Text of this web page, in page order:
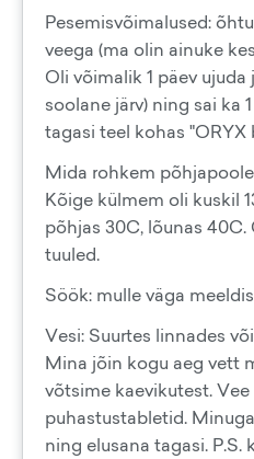
Pesemisvõimalused:
veega (ma olin ainuke
Oli võimalik 1 päev
soolane järv) ning sai ka
tagasi teel kohas "ORYX
Mida rohkem
Kõige külmem oli kuskil
põhjas 30C, lõunas
tuuled.
Söök: mulle väga
Vesi: Suurtes linnades
Mina jõin kogu aeg vett
võtsime kaevikutest.
puhastustabletid.
ning elusana tagasi. P.S.